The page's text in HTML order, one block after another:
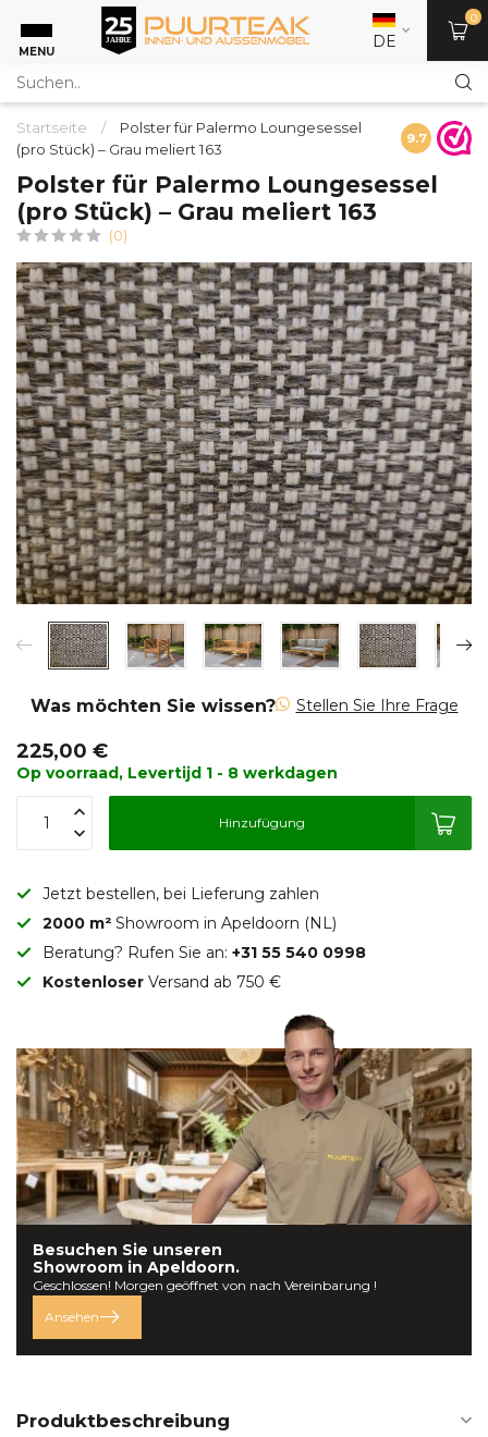
MENU DE
0
Startseite /
Polster für Palermo Loungesessel
(pro Stück) – Grau meliert 163
9.7
Polster für Palermo Loungesessel
(pro Stück) – Grau meliert 163
(0)
Was möchten Sie wissen? Stellen Sie Ihre Frage
225,00 €
Op voorraad, Levertijd 1 - 8 werkdagen
Hinzufügung
Jetzt bestellen, bei Lieferung zahlen
2000 m² Showroom in Apeldoorn (NL)
Beratung? Rufen Sie an: +31 55 540 0998
Kostenloser Versand ab 750 €
Besuchen Sie unseren
Showroom in Apeldoorn.
Geschlossen! Morgen geöffnet von nach Vereinbarung !
Ansehen
Produktbeschreibung